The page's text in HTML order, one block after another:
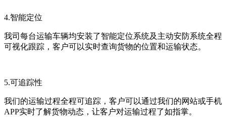
4.智能定位
我司每台运输车辆均安装了智能定位系统及主动安防系统全程
可视化跟踪，客户可以实时查询货物的位置和运输状态。
5.可追踪性
我们的运输过程全程可追踪，客户可以通过我们的网站或手机
APP实时了解货物动态，让客户对运输过程了如指掌。